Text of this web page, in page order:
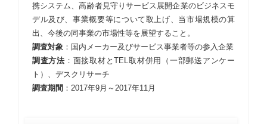
携システム、高齢者見守りサービス展開企業のビジネスモ
デル及び、事業概要等について取上げ、当市場規模の算
出、今後の同事業の市場性等を展望すること。
調査対象 ：国内メーカー及びサービス事業者等の参入企業
調査方法 ：面接取材とTEL取材併用（一部郵送アンケー
ト）、デスクリサーチ
調査期間 ：2017年9月～2017年11月